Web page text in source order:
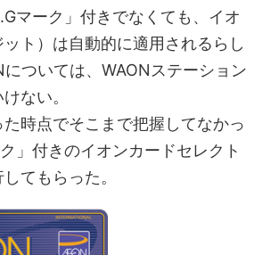
マーク」付きでなくても、イオ
ト）は自動的に適用されるらし
ついては、WAONステーション
ない。
時点でそこまで把握してなかっ
」付きのイオンカードセレクト
てもらった。